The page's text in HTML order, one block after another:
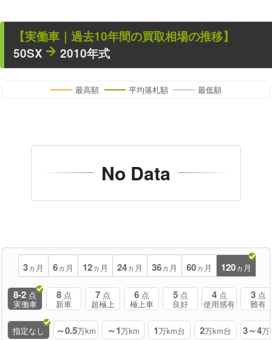
【実働車 ｜過去10年間の買取相場の推移】
50SX
2010年式
最高額 平均落札額 最低額
No Data
3ヵ月 6ヵ月 12ヵ月 24ヵ月 36ヵ月 60ヵ月 120ヵ月
8-2 点
実働車
8 点
新車
7 点
超極上
6 点
極上車
5 点
良好
4 点
使用感有
3 点
難有
指定なし ～0.5万km ～1万km 1万km台 2万km台 3～4万